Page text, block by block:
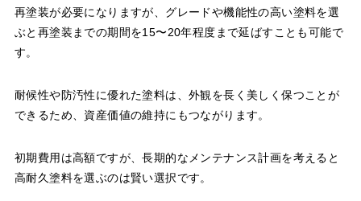
再塗装が必要になりますが、グレードや機能性の高い塗料を選
ぶと再塗装までの期間を15〜20年程度まで延ばすことも可能で
す。
耐候性や防汚性に優れた塗料は、外観を長く美しく保つことが
できるため、資産価値の維持にもつながります。
初期費用は高額ですが、長期的なメンテナンス計画を考えると
高耐久塗料を選ぶのは賢い選択です。